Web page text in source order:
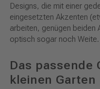
Designs, die mit einer
eingesetzten Akzenten
arbeiten, genügen beiden
optisch sogar noch Weite.
Das passende
kleinen Garten